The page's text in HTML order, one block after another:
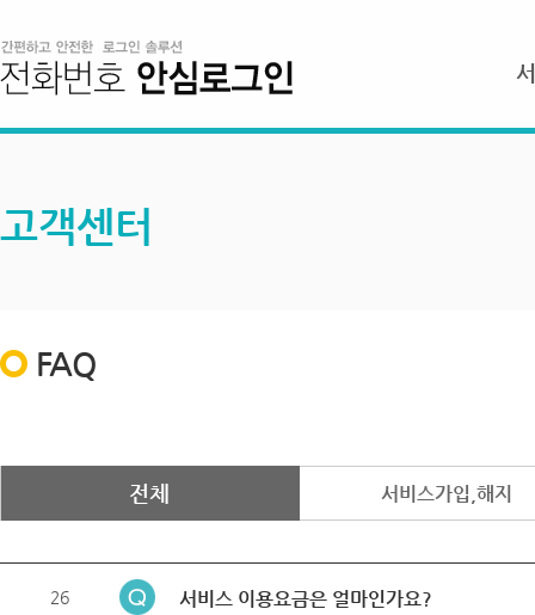
고객센터
FAQ
전체 서비스가입,해지
26 서비스 이용요금은 얼마인가요?